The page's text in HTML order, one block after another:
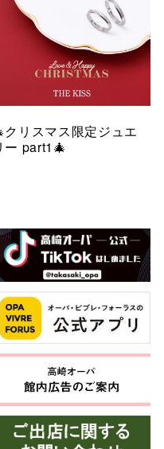
クリスマス限定ジュエ
ー part1🎄